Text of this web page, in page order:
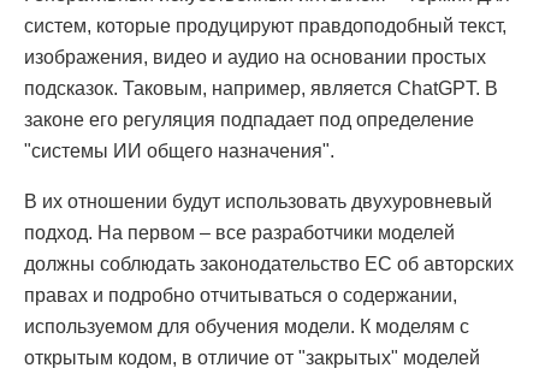
систем, которые продуцируют правдоподобный текст,
изображения, видео и аудио на основании простых
подсказок. Таковым, например, является ChatGPT. В
законе его регуляция подпадает под определение
"системы ИИ общего назначения".
В их отношении будут использовать двухуровневый
подход. На первом – все разработчики моделей
должны соблюдать законодательство ЕС об авторских
правах и подробно отчитываться о содержании,
используемом для обучения модели. К моделям с
открытым кодом, в отличие от "закрытых" моделей